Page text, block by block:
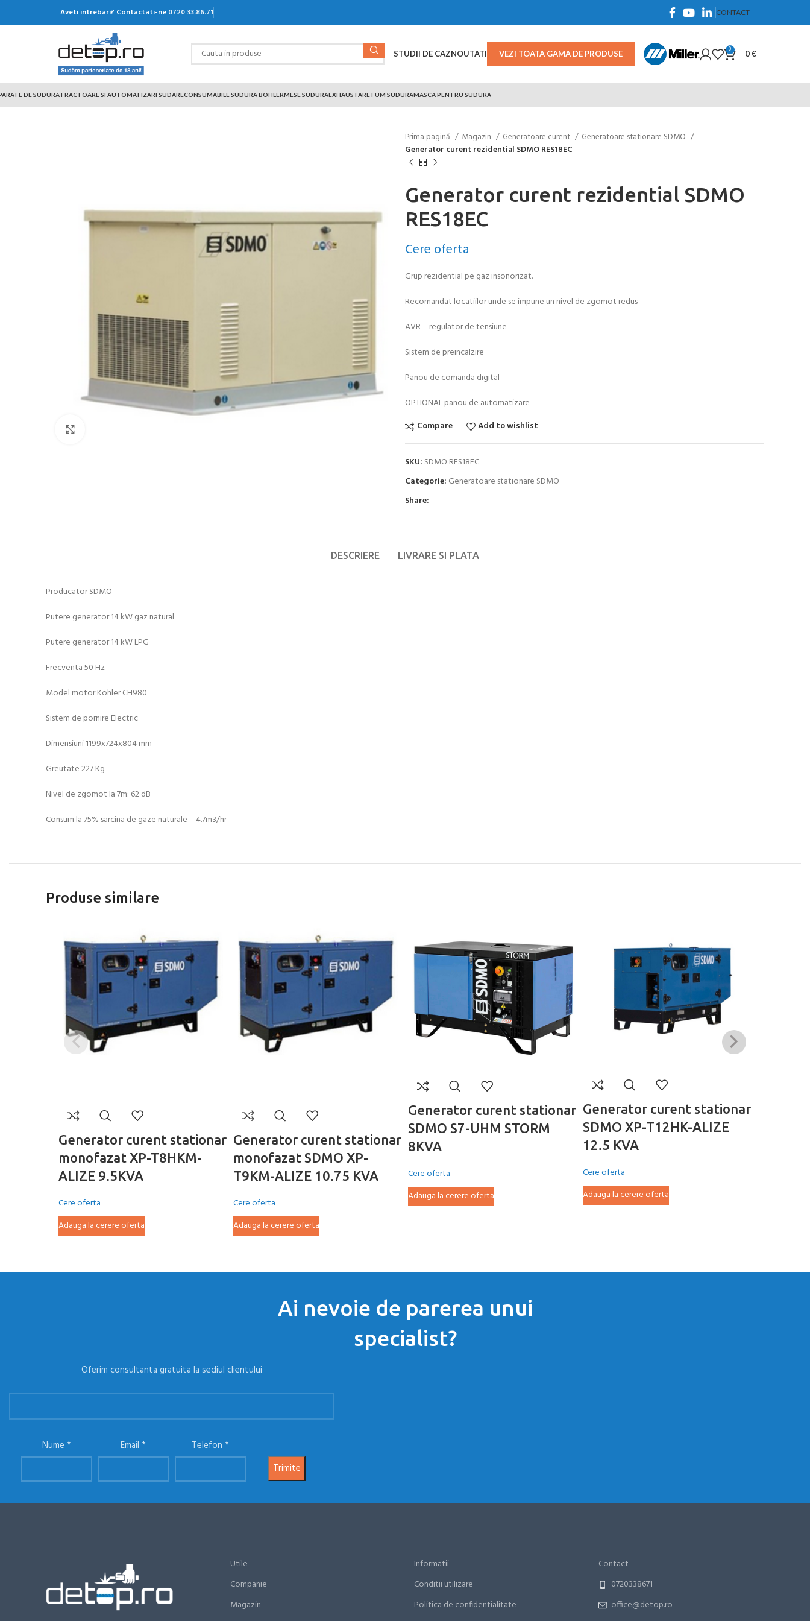
Aveti intrebari? Contactati-ne 0720 33.86.71 CONTACT
STUDII DE CAZNOUTATI VEZI TOATA GAMA DE PRODUSE 0 0 €
DE SUDURATRACTOARE SI AUTOMATIZARI SUDARECONSUMABILE SUDURA BOHLERMESE SUDURAEXHAUSTARE FUM SUDURAMASCA PENTRU SUDURA
Prima pagină Magazin Generatoare curent
Generatoare stationare SDMO
Generator curent rezidential SDMO RES18EC
Generator curent rezidential SDMO
RES18EC
Cere oferta
Grup rezidential pe gaz insonorizat.
Recomandat locatiilor unde se impune un nivel de zgomot redus
AVR – regulator de tensiune
Sistem de preincalzire
Panou de comanda digital
OPTIONAL panou de automatizare
Compare
Add to wishlist
SKU: SDMO RES18EC
Categorie: Generatoare stationare SDMO
Share:
DESCRIERE LIVRARE SI PLATA
Producator SDMO
Putere generator 14 kW gaz natural
Putere generator 14 kW LPG
Frecventa 50 Hz
Model motor Kohler CH980
Sistem de pornire Electric
Dimensiuni 1199x724x804 mm
Greutate 227 Kg
Nivel de zgomot la 7m: 62 dB
Consum la 75% sarcina de gaze naturale – 4.7m3/hr
Produse similare
Generator curent stationar
monofazat XP-T8HKM-
ALIZE 9.5KVA
Cere oferta
Adauga la cerere oferta
Generator curent stationar
monofazat SDMO XP-
T9KM-ALIZE 10.75 KVA
Cere oferta
Adauga la cerere oferta
Generator curent stationar
SDMO S7-UHM STORM
8KVA
Cere oferta
Adauga la cerere oferta
Generator curent stationar
SDMO XP-T12HK-ALIZE
12.5 KVA
Cere oferta
Adauga la cerere oferta
Ai nevoie de parerea unui
specialist?
Oferim consultanta gratuita la sediul clientului
Nume Email Telefon
Utile
Companie
Magazin
Informatii
Conditii utilizare
Politica de confidentialitate
Contact
0720338671
office@detop.ro